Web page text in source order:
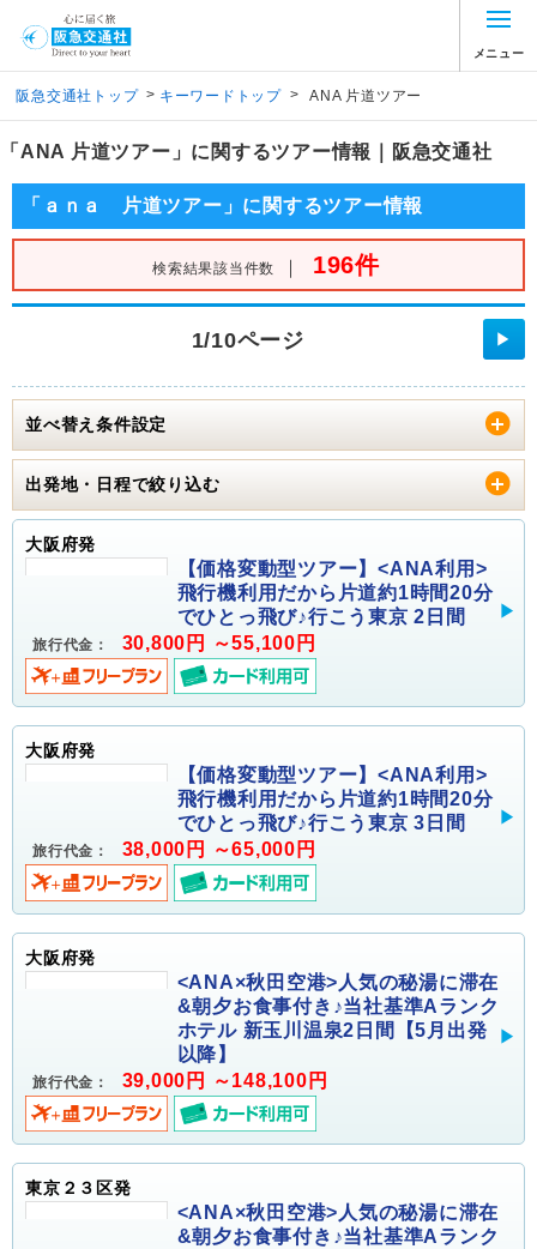
メニュー
阪急交通社トップ > キーワードトップ > ANA 片道ツアー
「ANA 片道ツアー」に関するツアー情報｜阪急交通社
「ａｎａ 片道ツアー」に関するツアー情報
検索結果該当件数 ｜ 196件
1/10ページ ▶
並べ替え条件設定
出発地・日程で絞り込む
大阪府発
【価格変動型ツアー】<ANA利用>
飛行機利用だから片道約1時間20分
でひとっ飛び♪行こう東京 2日間
旅行代金： 30,800円 ～55,100円
大阪府発
【価格変動型ツアー】<ANA利用>
飛行機利用だから片道約1時間20分
でひとっ飛び♪行こう東京 3日間
旅行代金： 38,000円 ～65,000円
大阪府発
<ANA×秋田空港>人気の秘湯に滞在
&朝夕お食事付き♪当社基準Aランク
ホテル 新玉川温泉2日間【5月出発
以降】
旅行代金： 39,000円 ～148,100円
東京２３区発
<ANA×秋田空港>人気の秘湯に滞在
&朝夕お食事付き♪当社基準Aランク